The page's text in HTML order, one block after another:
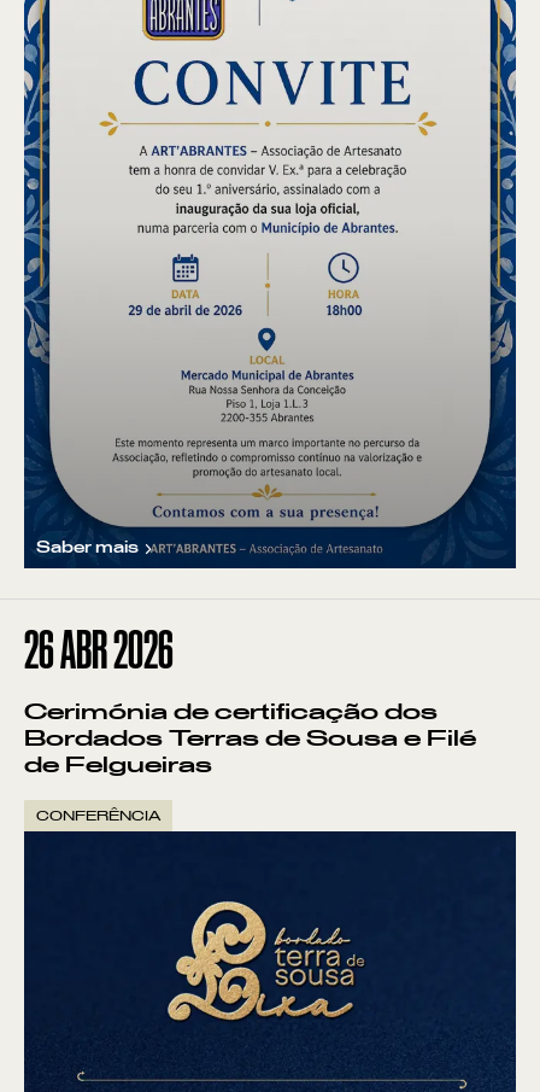
Saber mais
26ABR 2026
Cerimónia de certificação dos
Bordados Terras de Sousa e Filé
de Felgueiras
CONFERÊNCIA